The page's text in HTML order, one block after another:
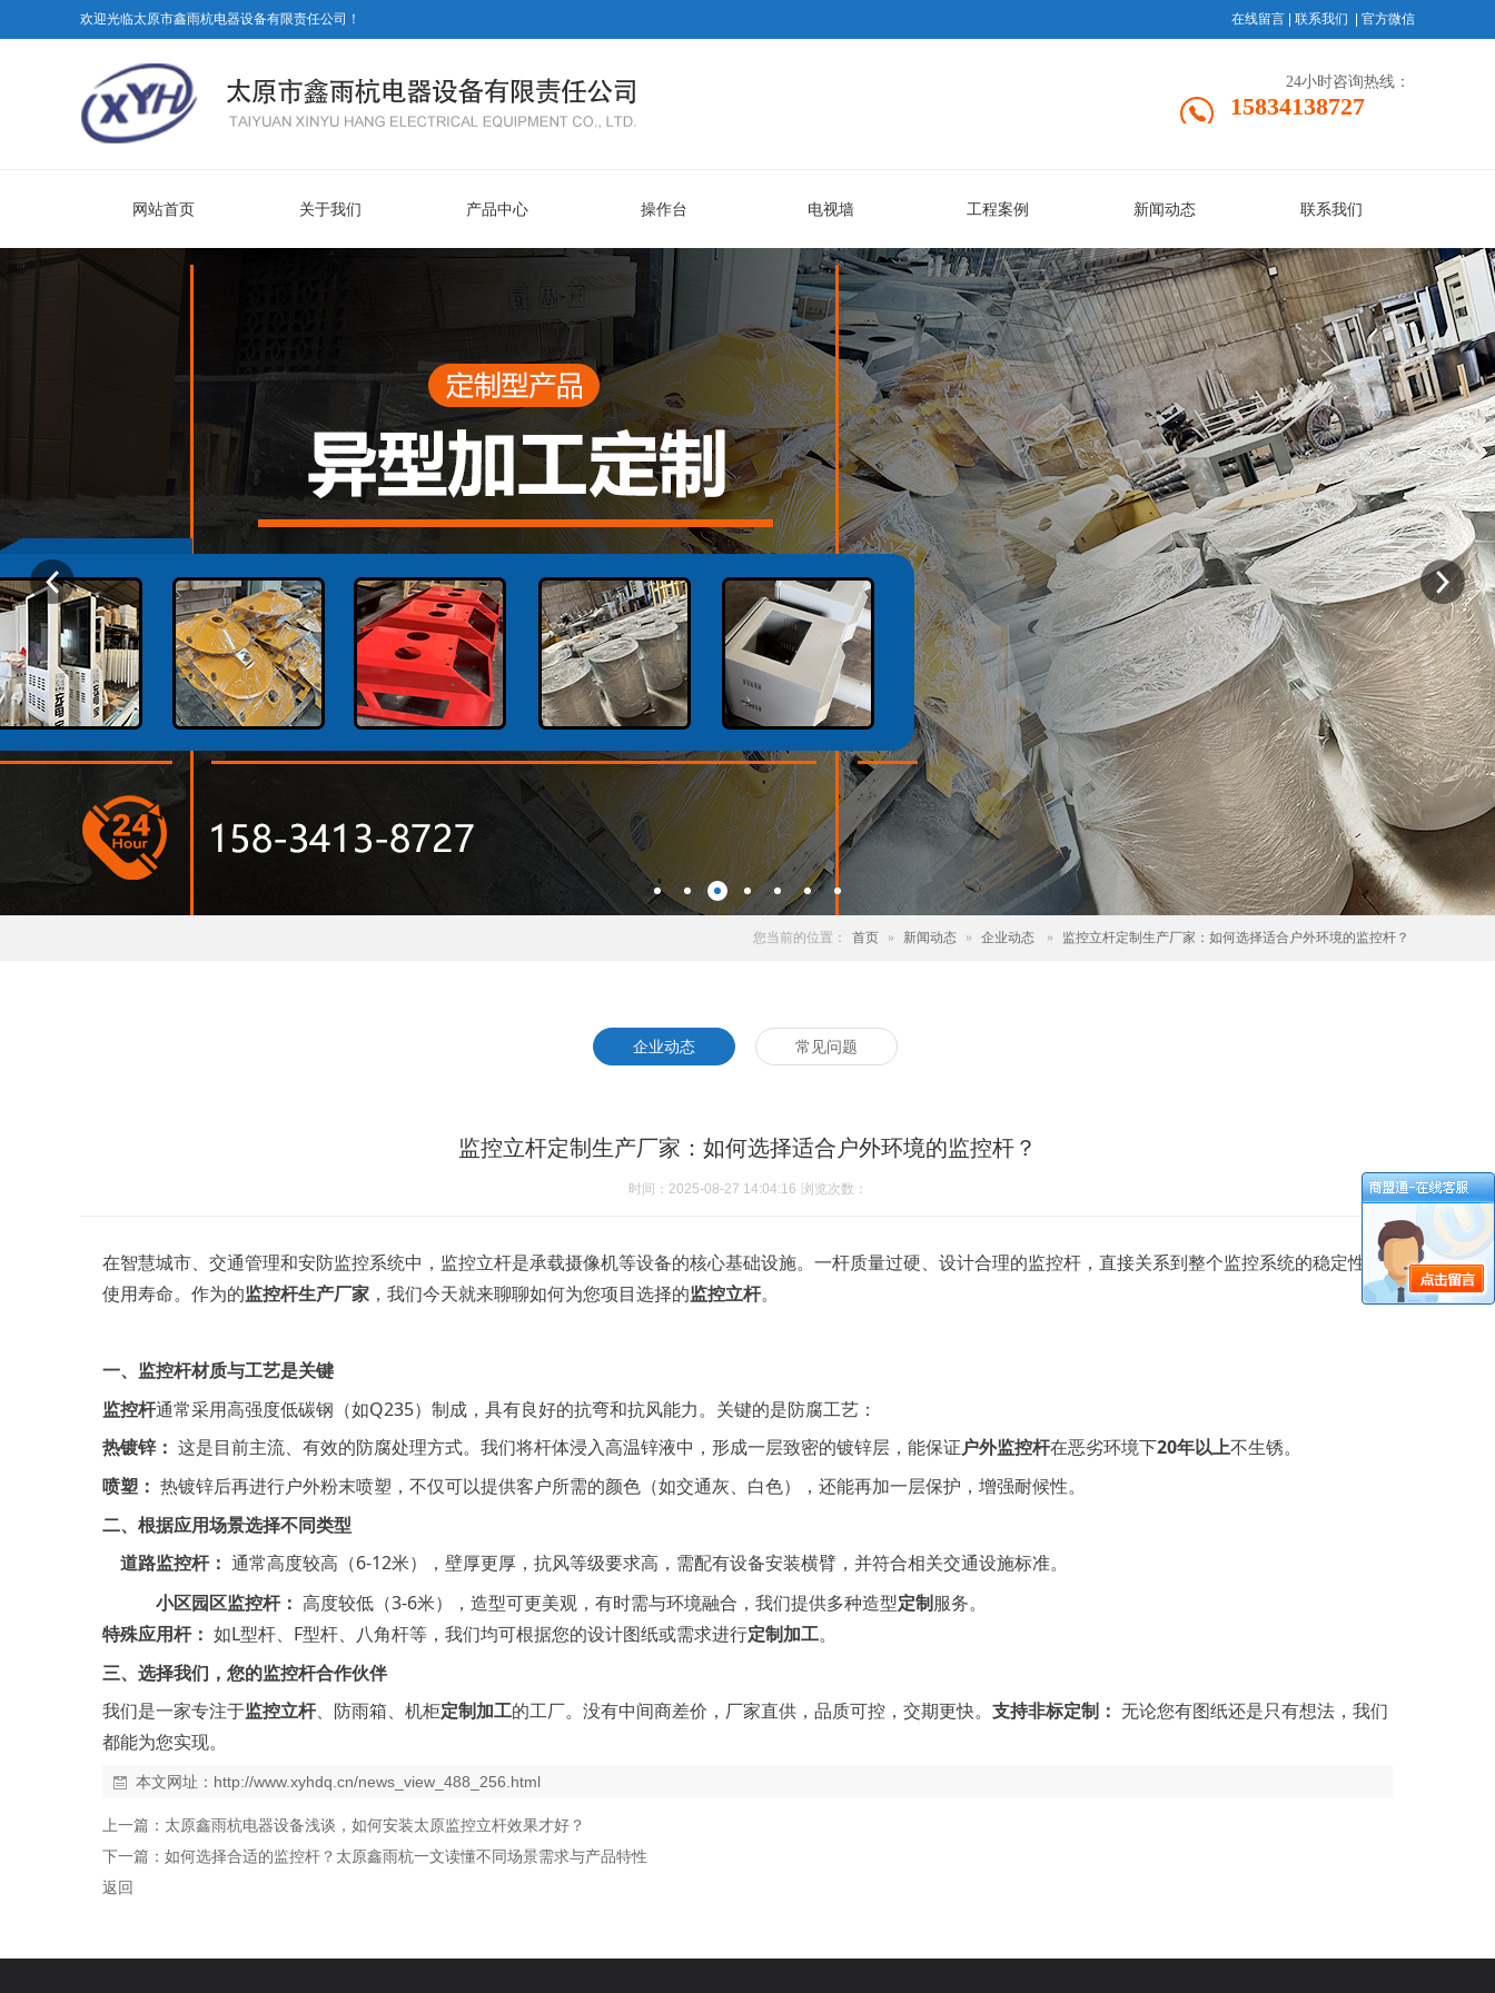
欢迎光临太原市鑫雨杭电器设备有限责任公司！ 在线留言 联系我们 官方微信
24小时咨询热线：
15834138727
网站首页 关于我们 产品中心 操作台 电视墙 工程案例 新闻动态 联系我们
您当前的位置： 首页 » 新闻动态 » 企业动态 » 监控立杆定制生产厂家：如何选择适合户外环境的监控杆？
企业动态 常见问题
监控立杆定制生产厂家：如何选择适合户外环境的监控杆？
时间：2025-08-27 14:04:16 浏览次数：
在智慧城市、交通管理和安防监控系统中，监控立杆是承载摄像机等设备的核心基础设施。一杆质量过硬、设计合理的监控杆，直接关系到整个监控系统的稳定性和
使用寿命。作为的监控杆生产厂家 ，我们今天就来聊聊如何为您项目选择的监控立杆。
一、监控杆材质与工艺是关键
监控杆通常采用高强度低碳钢（如Q235）制成，具有良好的抗弯和抗风能力。关键的是防腐工艺：
热镀锌： 这是目前主流、有效的防腐处理方式。我们将杆体浸入高温锌液中，形成一层致密的镀锌层，能保证户外监控杆在恶劣环境下20年以上不生锈。
喷塑： 热镀锌后再进行户外粉末喷塑，不仅可以提供客户所需的颜色（如交通灰、白色），还能再加一层保护，增强耐候性。
二、 根据应用场景选择不同类型
道路监控杆： 通常高度较高（6-12米），壁厚更厚，抗风等级要求高，需配有设备安装横臂，并符合相关交通设施标准。
小区园区监控杆： 高度较低（3-6米），造型可更美观，有时需与环境融合，我们提供多种造型定制服务。
特殊应用杆： 如L型杆、F型杆、八角杆等，我们均可根据您的设计图纸或需求进行定制加工。
三、选择我们，您的监控杆合作伙伴
我们是一家专注于监控立杆、防雨箱、机柜定制加工的工厂。没有中间商差价，厂家直供，品质可控，交期更快。 支持非标定制： 无论您有图纸还是只有想法，我们
都能为您实现。
本文网址： http://www.xyhdq.cn/news_view_488_256.html
上一篇： 太原鑫雨杭电器设备浅谈，如何安装太原监控立杆效果才好？
下一篇： 如何选择合适的监控杆？太原鑫雨杭一文读懂不同场景需求与产品特性
返回